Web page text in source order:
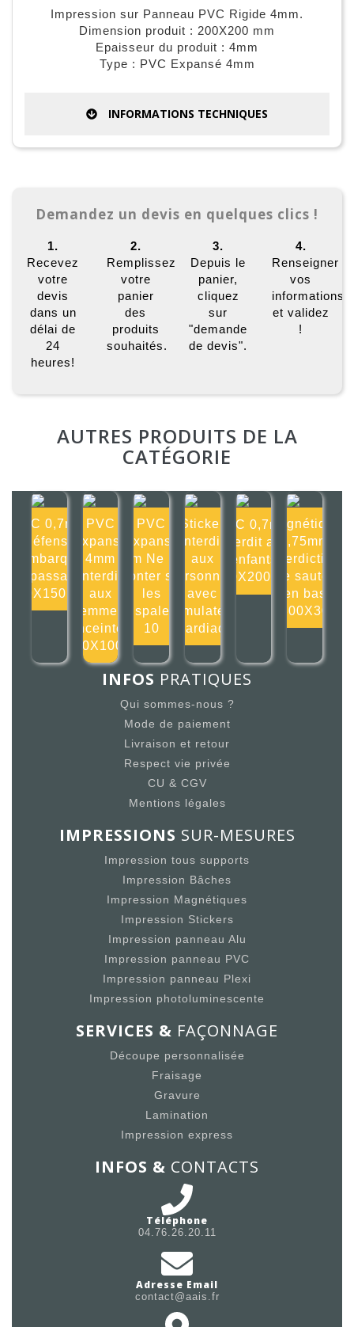
Impression sur Panneau PVC Rigide 4mm.
Dimension produit : 200X200 mm
Epaisseur du produit : 4mm
Type : PVC Expansé 4mm
INFORMATIONS TECHNIQUES
Demandez un devis en quelques clics !
1.
Recevez
votre
devis
dans un
délai de
24
heures!
2.
Remplissez
votre
panier
des
produits
souhaités.
3.
Depuis le
panier,
cliquez
sur
"demande
de devis".
4.
Renseigner
vos
informations
et validez
!
AUTRES PRODUITS DE LA
CATÉGORIE
PVC 0,7mm
Défense
d'embarquer
un passager
150X150mm
PVC
Expansé
4mm
Interdit
aux
femmes
enceintes
100X100m
PVC
Expansé
4mm Ne pas
monter sur
les
transpalettes
10
Sticker
Interdit
aux
personnes
avec
stimulateur
cardiaq
PVC 0,7mm
Interdit aux
enfants
200X200mm
Magnétique
0,75mm
Interdiction
de sauter
en bas
300X30
INFOS PRATIQUES
Qui sommes-nous ?
Mode de paiement
Livraison et retour
Respect vie privée
CU & CGV
Mentions légales
IMPRESSIONS SUR-MESURES
Impression tous supports
Impression Bâches
Impression Magnétiques
Impression Stickers
Impression panneau Alu
Impression panneau PVC
Impression panneau Plexi
Impression photoluminescente
SERVICES & FAÇONNAGE
Découpe personnalisée
Fraisage
Gravure
Lamination
Impression express
INFOS & CONTACTS
Téléphone
04.76.26.20.11
Adresse Email
contact@aais.fr